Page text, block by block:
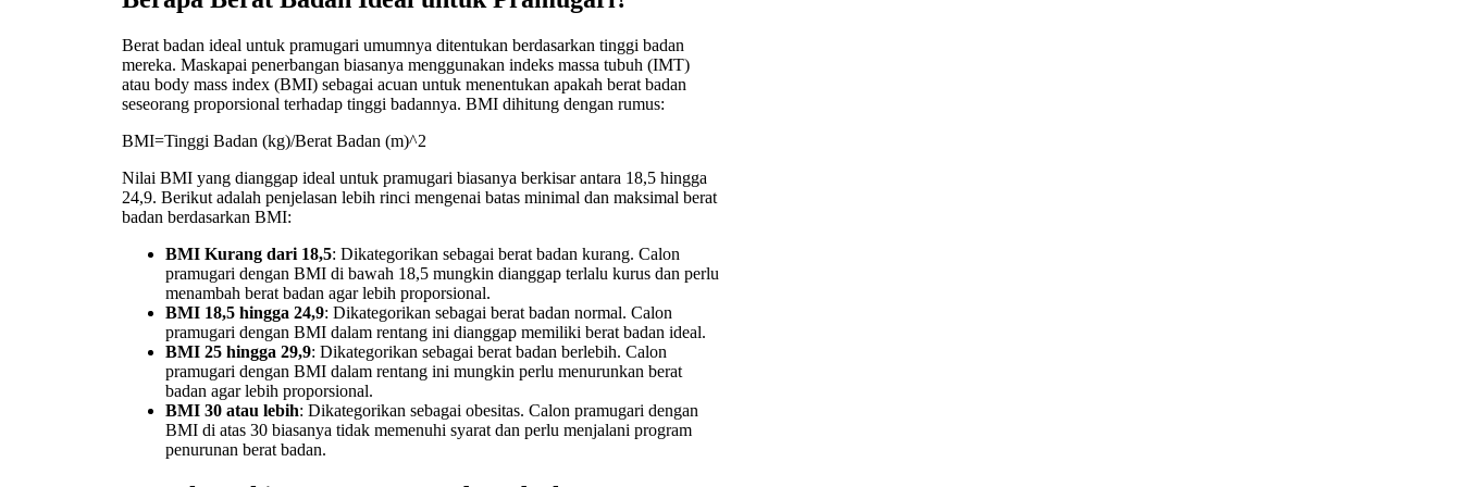
Berat badan ideal untuk pramugari umumnya ditentukan berdasarkan tinggi badan
mereka. Maskapai penerbangan biasanya menggunakan indeks massa tubuh (IMT)
atau body mass index (BMI) sebagai acuan untuk menentukan apakah berat badan
seseorang proporsional terhadap tinggi badannya. BMI dihitung dengan rumus:
BMI=Tinggi Badan (kg)​/Berat Badan (m)^2
Nilai BMI yang dianggap ideal untuk pramugari biasanya berkisar antara 18,5 hingga
24,9. Berikut adalah penjelasan lebih rinci mengenai batas minimal dan maksimal berat
badan berdasarkan BMI:
BMI Kurang dari 18,5: Dikategorikan sebagai berat badan kurang. Calon
pramugari dengan BMI di bawah 18,5 mungkin dianggap terlalu kurus dan perlu
menambah berat badan agar lebih proporsional.
BMI 18,5 hingga 24,9: Dikategorikan sebagai berat badan normal. Calon
pramugari dengan BMI dalam rentang ini dianggap memiliki berat badan ideal.
BMI 25 hingga 29,9: Dikategorikan sebagai berat badan berlebih. Calon
pramugari dengan BMI dalam rentang ini mungkin perlu menurunkan berat
badan agar lebih proporsional.
BMI 30 atau lebih: Dikategorikan sebagai obesitas. Calon pramugari dengan
BMI di atas 30 biasanya tidak memenuhi syarat dan perlu menjalani program
penurunan berat badan.